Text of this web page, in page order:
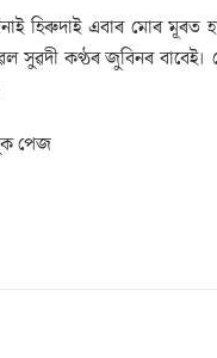
হিৰুদাই এবাৰ মোৰ মূৰত
সুৱদী কণ্ঠৰ জুবিনৰ
পেজ